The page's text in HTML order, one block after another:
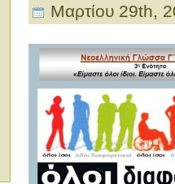
Μαρτίου 29th,